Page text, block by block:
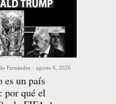
Fernández - agosto 6, 2026
es un país
por qué el